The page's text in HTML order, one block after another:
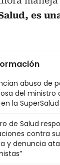
es
abuso de
del ministro
la SuperSalud
de Salud
contra su
y denuncia